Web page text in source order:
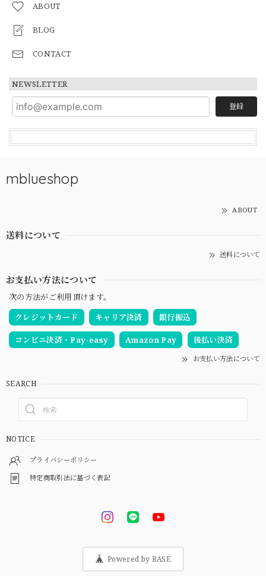
ABOUT
BLOG
CONTACT
NEWSLETTER
登録
mblueshop
ABOUT
送料について
送料について
お支払い方法について
次の方法がご利用頂けます。
クレジットカード
キャリア決済 銀行振込
コンビニ決済・Pay-easy Amazon Pay 後払い決済
お支払い方法について
SEARCH
NOTICE
プライバシーポリシー
特定商取引法に基づく表記
Powered by BASE